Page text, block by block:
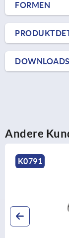
FORMEN
DOWNLOADS
Andere